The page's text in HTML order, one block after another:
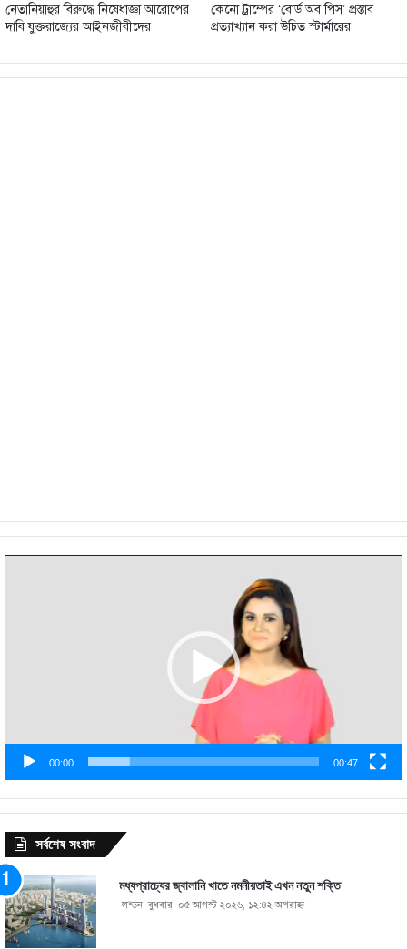
নেতানিয়াহুর বিরুদ্ধে নিষেধাজ্ঞা আরোপের
দাবি যুক্তরাজ্যের আইনজীবীদের
কেনো ট্রাম্পের ‘বোর্ড অব পিস’ প্রস্তাব
প্রত্যাখ্যান করা উচিত স্টার্মারের
00:00 00:47
সর্বশেষ সংবাদ
মধ্যপ্রাচ্যের জ্বালানি খাতে নমনীয়তাই এখন নতুন শক্তি
লন্ডন: বুধবার, ০৫ আগস্ট ২০২৬, ১২:৪২ অপরাহ্ণ